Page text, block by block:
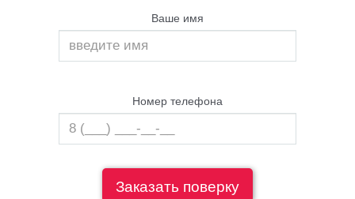
Ваше имя
Номер телефона